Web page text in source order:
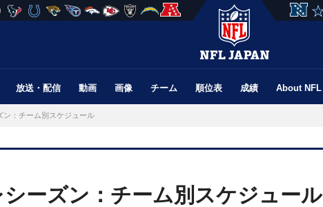
放送・配信 動画 画像 チーム 順位表 成績 About NFL
：チーム別スケジュール
ーズン：チーム別スケジュール